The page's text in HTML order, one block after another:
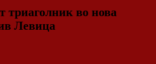
триаголник во нова
Левица